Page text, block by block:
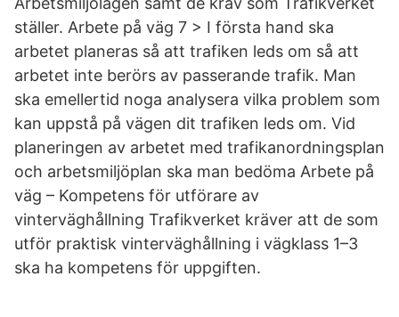
ställer. Arbete på väg 7 > I första hand ska
arbetet planeras så att trafiken leds om så att
arbetet inte berörs av passerande trafik. Man
ska emellertid noga analysera vilka problem som
kan uppstå på vägen dit trafiken leds om. Vid
planeringen av arbetet med trafikanordningsplan
och arbetsmiljöplan ska man bedöma Arbete på
väg – Kompetens för utförare av
vinterväghållning Trafikverket kräver att de som
utför praktisk vinterväghållning i vägklass 1–3
ska ha kompetens för uppgiften.